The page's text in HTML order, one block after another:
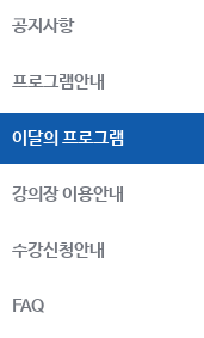
공지사항
프로그램안내
이달의 프로그램
강의장 이용안내
수강신청안내
FAQ